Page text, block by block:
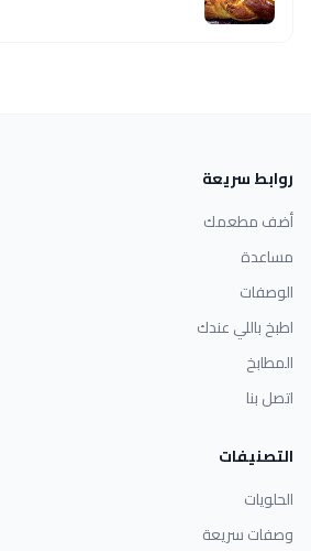
روابط سريعة
أضف مطعمك
مساعدة
الوصفات
اطبخ باللي عندك
المطابخ
اتصل بنا
التصنيفات
الحلويات
وصفات سريعة